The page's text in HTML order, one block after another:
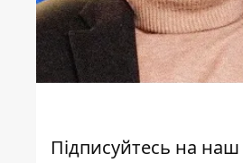
Підписуйтесь на наш